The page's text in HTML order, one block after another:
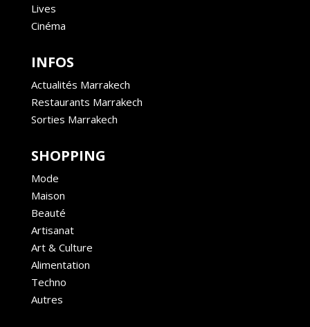
Lives
Cinéma
INFOS
Actualités Marrakech
Restaurants Marrakech
Sorties Marrakech
SHOPPING
Mode
Maison
Beauté
Artisanat
Art & Culture
Alimentation
Techno
Autres